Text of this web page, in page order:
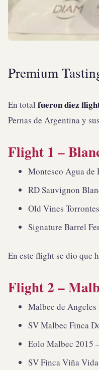
Premium
En total fueron diez
Pernas de Argentina y
Flight 1 –
Montesco Agua de
RD Sauvignon
Old Vines
Signature Barrel
En este flight se dio que
Flight 2 –
Malbec de
SV Malbec Finca
Eolo Malbec 2015
SV Finca Viña